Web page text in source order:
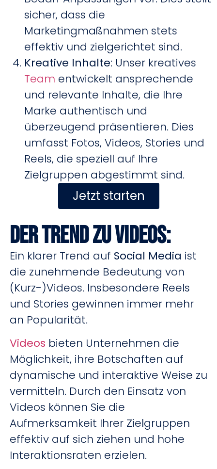
sicher, dass die
Marketingmaßnahmen stets
effektiv und zielgerichtet sind.
Kreative Inhalte: Unser kreatives
Team entwickelt ansprechende
und relevante Inhalte, die Ihre
Marke authentisch und
überzeugend präsentieren. Dies
umfasst Fotos, Videos, Stories und
Reels, die speziell auf Ihre
Zielgruppen abgestimmt sind.
Jetzt starten
Der Trend zu Videos:
Ein klarer Trend auf Social Media ist
die zunehmende Bedeutung von
(Kurz-)Videos. Insbesondere Reels
und Stories gewinnen immer mehr
an Popularität.
Videos bieten Unternehmen die
Möglichkeit, ihre Botschaften auf
dynamische und interaktive Weise zu
vermitteln. Durch den Einsatz von
Videos können Sie die
Aufmerksamkeit Ihrer Zielgruppen
effektiv auf sich ziehen und hohe
Interaktionsraten erzielen.